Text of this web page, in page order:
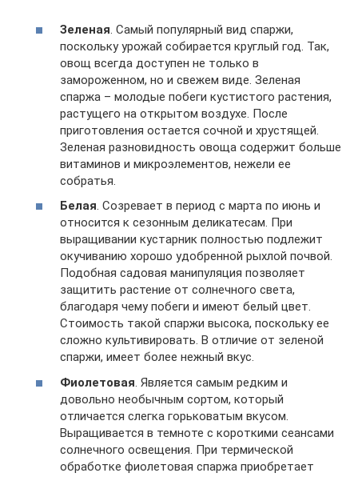
Зеленая . Самый популярный вид спаржи,
поскольку урожай собирается круглый год. Так,
овощ всегда доступен не только в
замороженном, но и свежем виде. Зеленая
спаржа – молодые побеги кустистого растения,
растущего на открытом воздухе. После
приготовления остается сочной и хрустящей.
Зеленая разновидность овоща содержит больше
витаминов и микроэлементов, нежели ее
собратья.
Белая. Созревает в период с марта по июнь и
относится к сезонным деликатесам. При
выращивании кустарник полностью подлежит
окучиванию хорошо удобренной рыхлой почвой.
Подобная садовая манипуляция позволяет
защитить растение от солнечного света,
благодаря чему побеги и имеют белый цвет.
Стоимость такой спаржи высока, поскольку ее
сложно культивировать. В отличие от зеленой
спаржи, имеет более нежный вкус.
Фиолетовая . Является самым редким и
довольно необычным сортом, который
отличается слегка горьковатым вкусом.
Выращивается в темноте с короткими сеансами
солнечного освещения. При термической
обработке фиолетовая спаржа приобретает